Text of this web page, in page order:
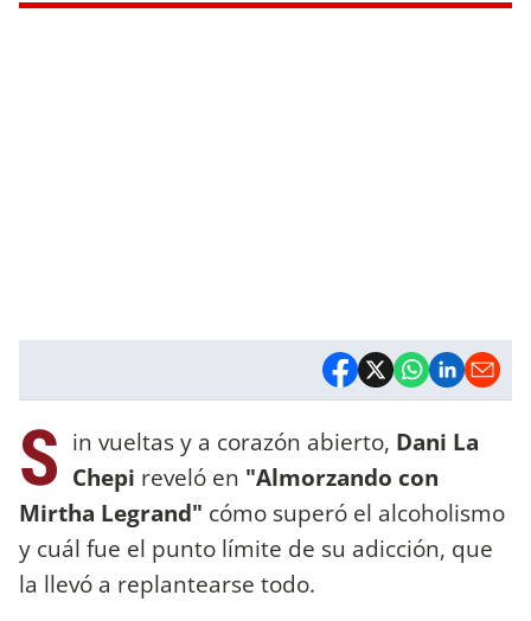
S in vueltas y a corazón abierto, Dani La
Chepi reveló en "Almorzando con
Mirtha Legrand" cómo superó el alcoholismo
y cuál fue el punto límite de su adicción, que
la llevó a replantearse todo.